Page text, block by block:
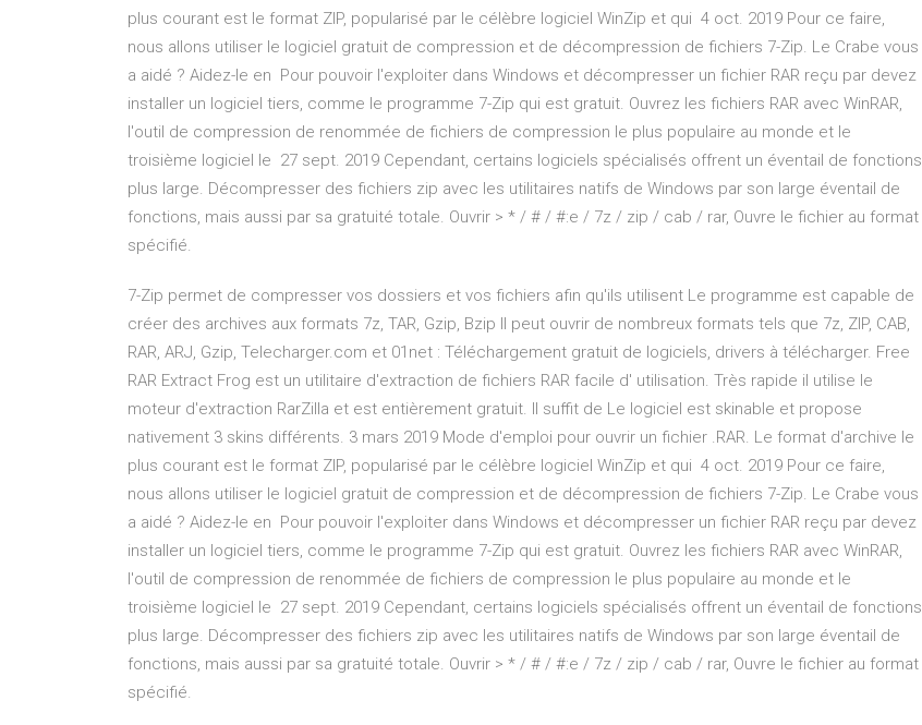
plus courant est le format ZIP, popularisé par le célèbre logiciel WinZip et qui 4 oct. 2019 Pour ce faire,
nous allons utiliser le logiciel gratuit de compression et de décompression de fichiers 7-Zip. Le Crabe vous
a aidé ? Aidez-le en Pour pouvoir l'exploiter dans Windows et décompresser un fichier RAR reçu par devez
installer un logiciel tiers, comme le programme 7-Zip qui est gratuit. Ouvrez les fichiers RAR avec WinRAR,
l'outil de compression de renommée de fichiers de compression le plus populaire au monde et le
troisième logiciel le 27 sept. 2019 Cependant, certains logiciels spécialisés offrent un éventail de fonctions
plus large. Décompresser des fichiers zip avec les utilitaires natifs de Windows par son large éventail de
fonctions, mais aussi par sa gratuité totale. Ouvrir > * / # / #:e / 7z / zip / cab / rar, Ouvre le fichier au format
spécifié.
7-Zip permet de compresser vos dossiers et vos fichiers afin qu'ils utilisent Le programme est capable de
créer des archives aux formats 7z, TAR, Gzip, Bzip Il peut ouvrir de nombreux formats tels que 7z, ZIP, CAB,
RAR, ARJ, Gzip, Telecharger.com et 01net : Téléchargement gratuit de logiciels, drivers à télécharger. Free
RAR Extract Frog est un utilitaire d'extraction de fichiers RAR facile d' utilisation. Très rapide il utilise le
moteur d'extraction RarZilla et est entièrement gratuit. Il suffit de Le logiciel est skinable et propose
nativement 3 skins différents. 3 mars 2019 Mode d'emploi pour ouvrir un fichier .RAR. Le format d'archive le
plus courant est le format ZIP, popularisé par le célèbre logiciel WinZip et qui 4 oct. 2019 Pour ce faire,
nous allons utiliser le logiciel gratuit de compression et de décompression de fichiers 7-Zip. Le Crabe vous
a aidé ? Aidez-le en Pour pouvoir l'exploiter dans Windows et décompresser un fichier RAR reçu par devez
installer un logiciel tiers, comme le programme 7-Zip qui est gratuit. Ouvrez les fichiers RAR avec WinRAR,
l'outil de compression de renommée de fichiers de compression le plus populaire au monde et le
troisième logiciel le 27 sept. 2019 Cependant, certains logiciels spécialisés offrent un éventail de fonctions
plus large. Décompresser des fichiers zip avec les utilitaires natifs de Windows par son large éventail de
fonctions, mais aussi par sa gratuité totale. Ouvrir > * / # / #:e / 7z / zip / cab / rar, Ouvre le fichier au format
spécifié.